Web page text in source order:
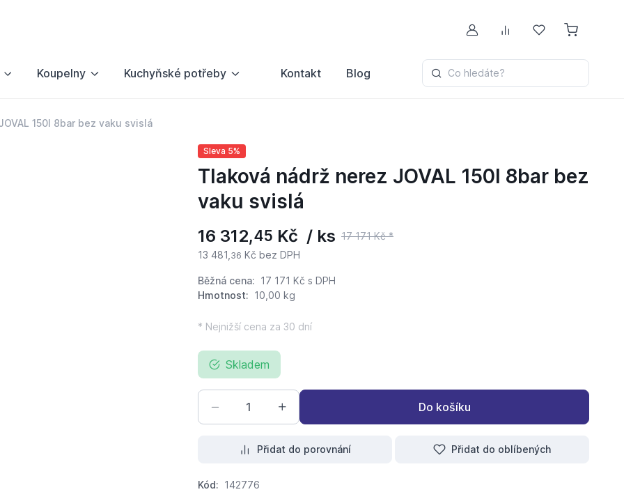
Můj účetPorovnávání
Oblíbené
Koupelny Kuchyňské potřeby Kontakt Blog Co hledáte?
150l 8bar bez vaku svislá
Sleva 5%
Tlaková nádrž nerez JOVAL 150l 8bar bez
vaku svislá
16 312,45 Kč / ks 17 171 Kč *
13 481, 36 Kč bez DPH
Běžná cena: 17 171 Kč s DPH
Hmotnost: 10,00 kg
* Nejnižší cena za 30 dní
Skladem
Do košíku
Přidat do porovnání Přidat do oblíbených
Kód: 142776